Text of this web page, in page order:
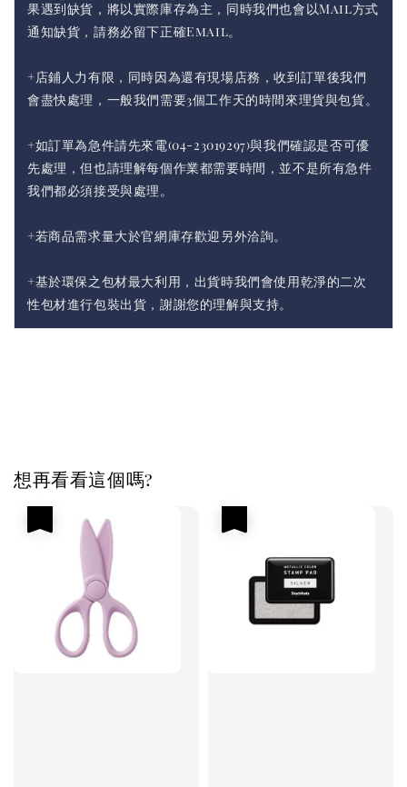
果遇到缺貨，將以實際庫存為主，同時我們也會以Mail方式
通知缺貨，請務必留下正確Email。
+店鋪人力有限，同時因為還有現場店務，收到訂單後我們
會盡快處理，一般我們需要3個工作天的時間來理貨與包貨。
+如訂單為急件請先來電(04-23019297)與我們確認是否可優
先處理，但也請理解每個作業都需要時間，並不是所有急件
我們都必須接受與處理。
+若商品需求量大於官網庫存歡迎另外洽詢。
+基於環保之包材最大利用，出貨時我們會使用乾淨的二次
性包材進行包裝出貨，謝謝您的理解與支持。
想再看看這個嗎?